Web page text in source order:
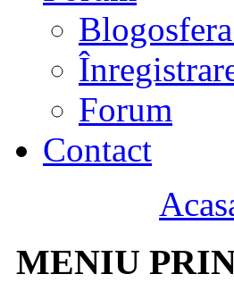
Forum
Contact
MENIU